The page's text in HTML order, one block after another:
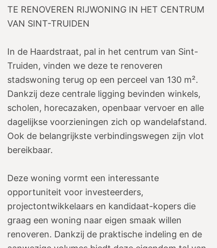
TE RENOVEREN RIJWONING IN HET CENTRUM
VAN SINT-TRUIDEN
In de Haardstraat, pal in het centrum van Sint-
Truiden, vinden we deze te renoveren
stadswoning terug op een perceel van 130 m².
Dankzij deze centrale ligging bevinden winkels,
scholen, horecazaken, openbaar vervoer en alle
dagelijkse voorzieningen zich op wandelafstand.
Ook de belangrijkste verbindingswegen zijn vlot
bereikbaar.
Deze woning vormt een interessante
opportuniteit voor investeerders,
projectontwikkelaars en kandidaat-kopers die
graag een woning naar eigen smaak willen
renoveren. Dankzij de praktische indeling en de